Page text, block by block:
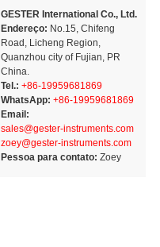
GESTER International Co., Ltd.
Endereço: No.15, Chifeng
Road, Licheng Region,
Quanzhou city of Fujian, PR
China.
Tel.: +86-19959681869
WhatsApp: +86-19959681869
Email:
sales@gester-instruments.com
zoey@gester-instruments.com
Pessoa para contato: Zoey